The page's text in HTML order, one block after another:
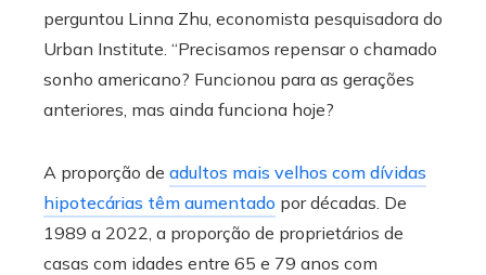
perguntou Linna Zhu, economista pesquisadora do
Urban Institute. “Precisamos repensar o chamado
sonho americano? Funcionou para as gerações
anteriores, mas ainda funciona hoje?
A proporção de adultos mais velhos com dívidas
hipotecárias têm aumentado por décadas. De
1989 a 2022, a proporção de proprietários de
casas com idades entre 65 e 79 anos com